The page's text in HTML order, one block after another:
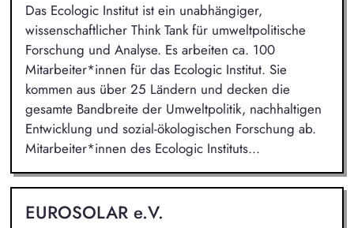
Das Ecologic Institut ist ein unabhängiger,
wissenschaftlicher Think Tank für umweltpolitische
Forschung und Analyse. Es arbeiten ca. 100
Mitarbeiter*innen für das Ecologic Institut. Sie
kommen aus über 25 Ländern und decken die
gesamte Bandbreite der Umweltpolitik, nachhaltigen
Entwicklung und sozial-ökologischen Forschung ab.
Mitarbeiter*innen des Ecologic Instituts...
EUROSOLAR e.V.